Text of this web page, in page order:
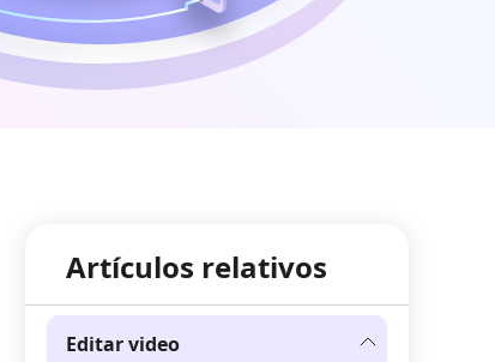
Artículos relativos
Editar video